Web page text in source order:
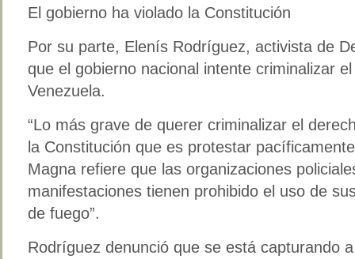
El gobierno ha violado la Constitución
Por su parte, Elenís Rodríguez, activista de
que el gobierno nacional intente criminalizar
Venezuela.
“Lo más grave de querer criminalizar el
la Constitución que es protestar
Magna refiere que las organizaciones
manifestaciones tienen prohibido el uso de
de fuego”.
Rodríguez denunció que se está capturando